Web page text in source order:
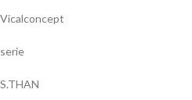
Vicalconcept
serie
S.THAN